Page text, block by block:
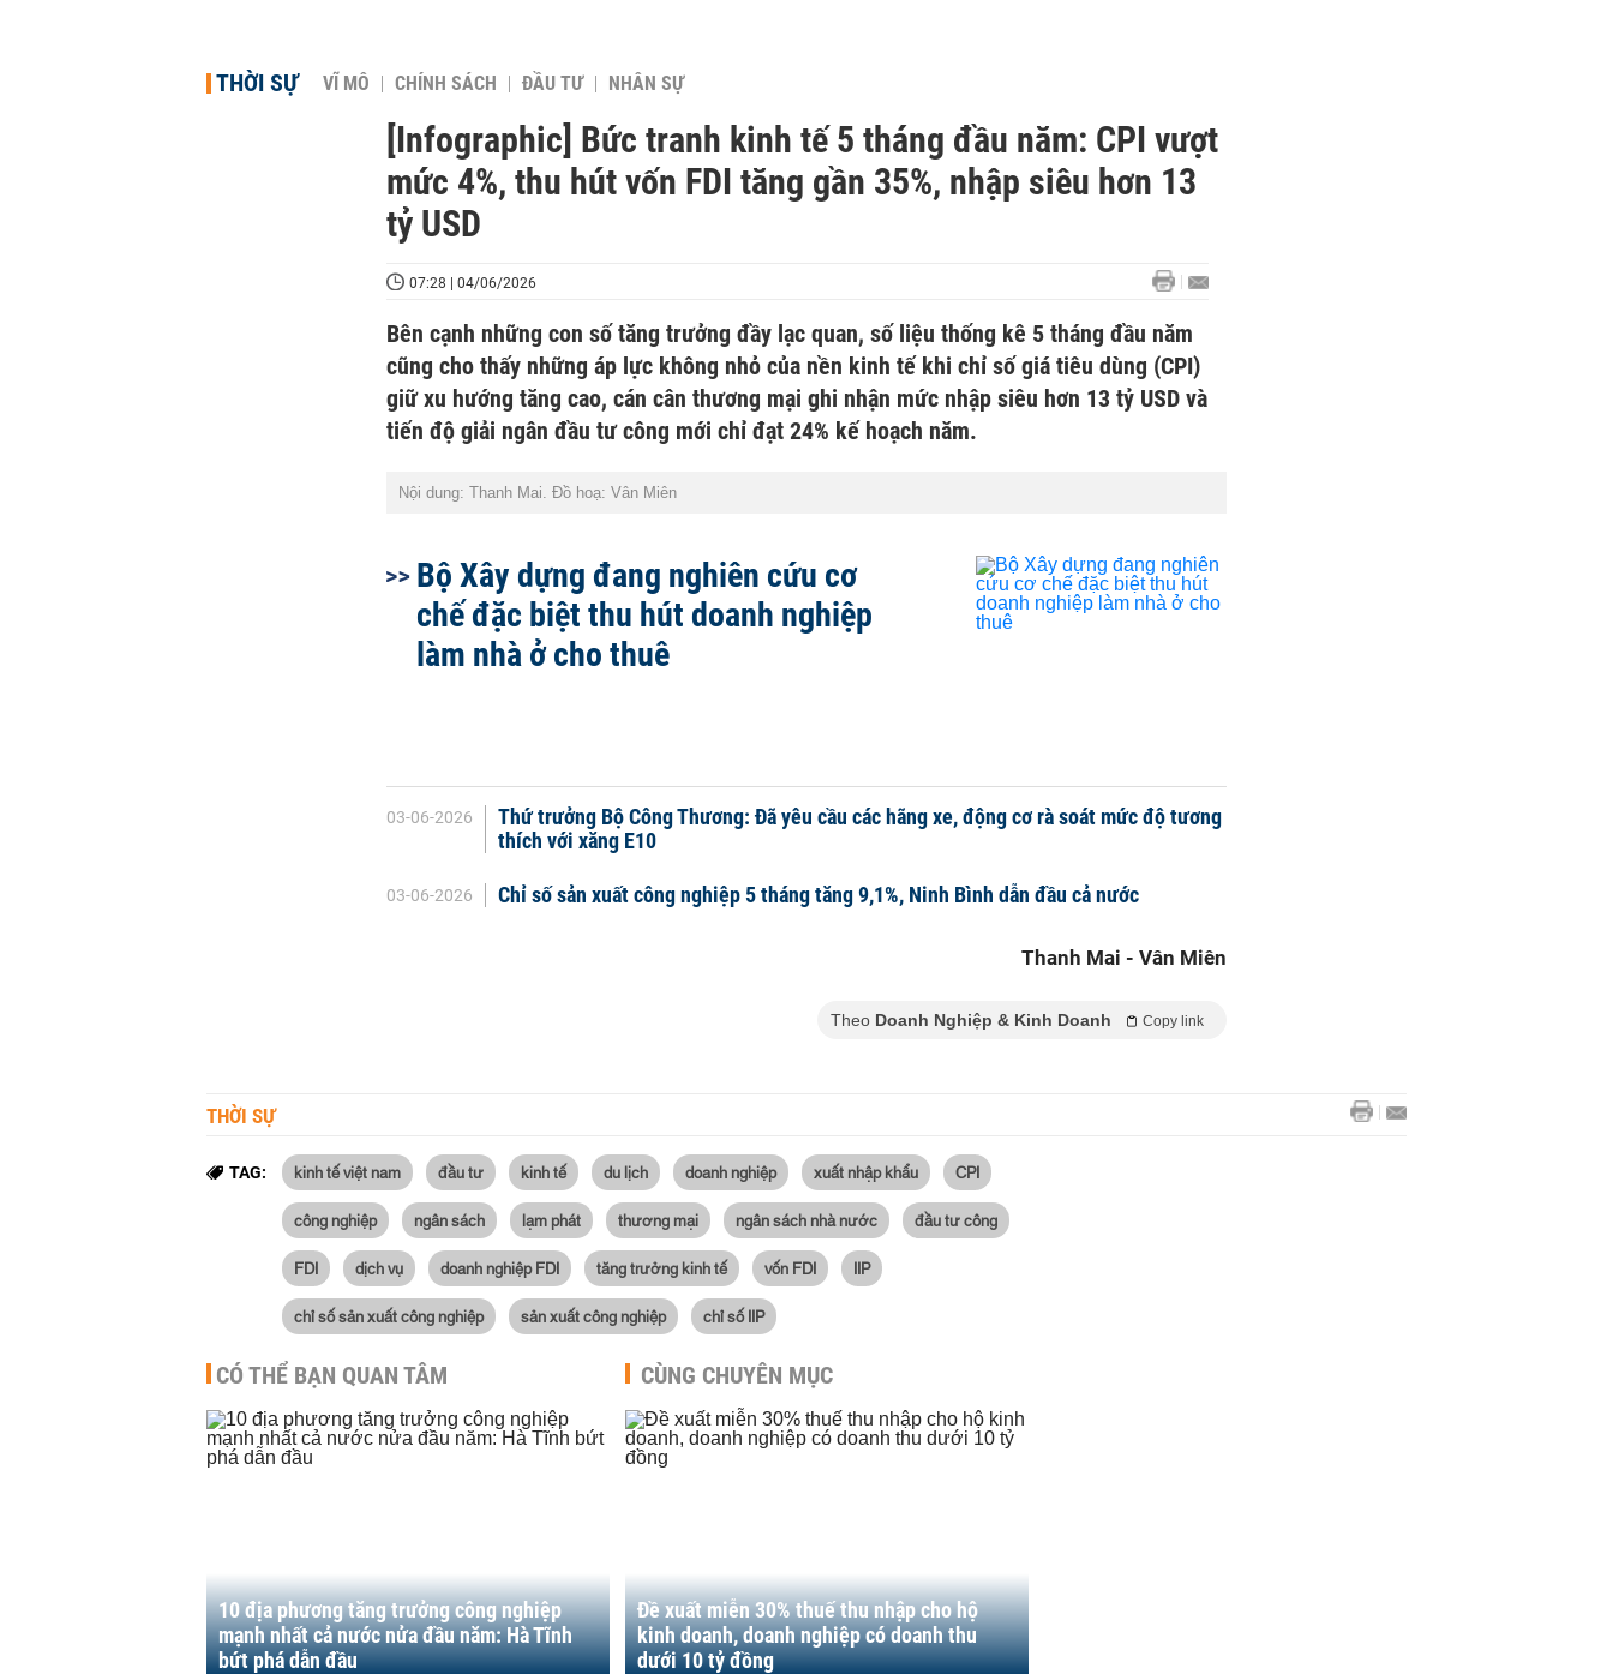
THỜI SỰ VĨ MÔ CHÍNH SÁCH ĐẦU TƯ NHÂN SỰ
[Infographic] Bức tranh kinh tế 5 tháng đầu năm: CPI vượt
mức 4%, thu hút vốn FDI tăng gần 35%, nhập siêu hơn 13
tỷ USD
07:28 | 04/06/2026
Bên cạnh những con số tăng trưởng đầy lạc quan, số liệu thống kê 5 tháng đầu năm
cũng cho thấy những áp lực không nhỏ của nền kinh tế khi chỉ số giá tiêu dùng (CPI)
giữ xu hướng tăng cao, cán cân thương mại ghi nhận mức nhập siêu hơn 13 tỷ USD và
tiến độ giải ngân đầu tư công mới chỉ đạt 24% kế hoạch năm.
Nội dung: Thanh Mai. Đồ hoạ: Vân Miên
Bộ Xây dựng đang nghiên cứu cơ
chế đặc biệt thu hút doanh nghiệp
làm nhà ở cho thuê
03-06-2026
Thứ trưởng Bộ Công Thương: Đã yêu cầu các hãng xe, động cơ rà soát mức độ tương
thích với xăng E10
03-06-2026 Chỉ số sản xuất công nghiệp 5 tháng tăng 9,1%, Ninh Bình dẫn đầu cả nước
Thanh Mai - Vân Miên
Theo Doanh Nghiệp & Kinh Doanh Copy link
THỜI SỰ
TAG: kinh tế việt nam đầu tư kinh tế du lịch doanh nghiệp xuất nhập khẩu CPI
công nghiệp ngân sách lạm phát thương mại ngân sách nhà nước đầu tư công
FDI dịch vụ doanh nghiệp FDI tăng trưởng kinh tế vốn FDI IIP
chỉ số sản xuất công nghiệp sản xuất công nghiệp chỉ số IIP
CÓ THỂ BẠN QUAN TÂM
10 địa phương tăng trưởng công nghiệp
mạnh nhất cả nước nửa đầu năm: Hà Tĩnh
bứt phá dẫn đầu
CÙNG CHUYÊN MỤC
Đề xuất miễn 30% thuế thu nhập cho hộ
kinh doanh, doanh nghiệp có doanh thu
dưới 10 tỷ đồng